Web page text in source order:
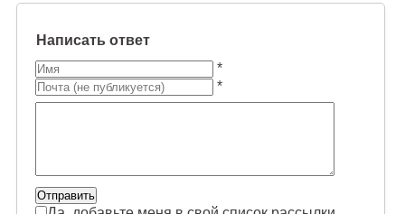
Написать ответ
*
*